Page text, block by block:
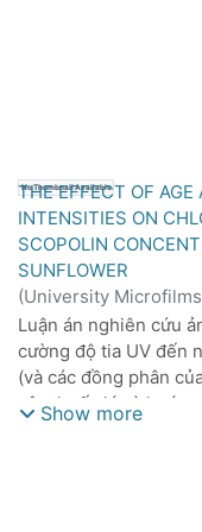
No Thumbnail Available
THE EFFECT OF
INTENSITIES ON
SCOPOLIN
SUNFLOWER
(University
1968 )David Edward
Luận án nghiên cứu
cường độ tia UV đến
(và các đồng phân
cây thuốc lá và
Show more